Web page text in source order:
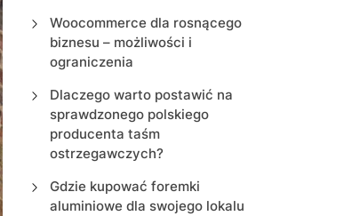
Woocommerce dla rosnącego
biznesu – możliwości i
ograniczenia
Dlaczego warto postawić na
sprawdzonego polskiego
producenta taśm
ostrzegawczych?
Gdzie kupować foremki
aluminiowe dla swojego lokalu